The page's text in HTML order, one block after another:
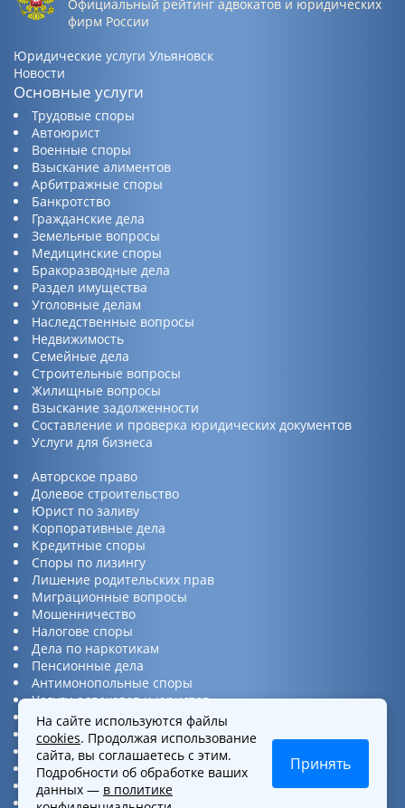
Официальный рейтинг адвокатов и юридических
фирм России
Юридические услуги Ульяновск
Новости
Основные услуги
Трудовые споры
Автоюрист
Военные споры
Взыскание алиментов
Арбитражные споры
Банкротство
Гражданские дела
Земельные вопросы
Медицинские споры
Бракоразводные дела
Раздел имущества
Уголовные делам
Наследственные вопросы
Недвижимость
Семейные дела
Строительные вопросы
Жилищные вопросы
Взыскание задолженности
Составление и проверка юридических документов
Услуги для бизнеса
Авторское право
Долевое строительство
Юрист по заливу
Корпоративные дела
Кредитные споры
Споры по лизингу
Лишение родительских прав
Миграционные вопросы
Мошенничество
Налогове споры
Дела по наркотикам
Пенсионные дела
Антимонопольные споры
Услуги адвокатов и юристов
Юридическая консультация
Споры по ДТП
Защита прав потребителей
Услуги по бизнес вопросам
Интеллектуальная собственность
Представительство в суде
На сайте используются файлы
cookies. Продолжая использование
сайта, вы соглашаетесь с этим.
Подробности об обработке ваших
данных — в политике
Принять